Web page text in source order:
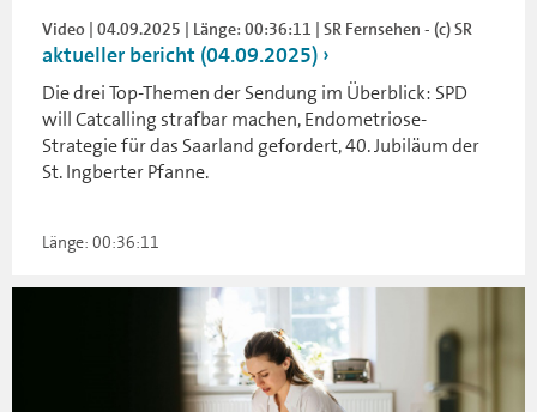
Video | 04.09.2025 | Länge: 00:36:11 | SR Fernsehen - (c) SR
aktueller bericht (04.09.2025)
Die drei Top-Themen der Sendung im Überblick: SPD
will Catcalling strafbar machen, Endometriose-
Strategie für das Saarland gefordert, 40. Jubiläum der
St. Ingberter Pfanne.
Länge: 00:36:11